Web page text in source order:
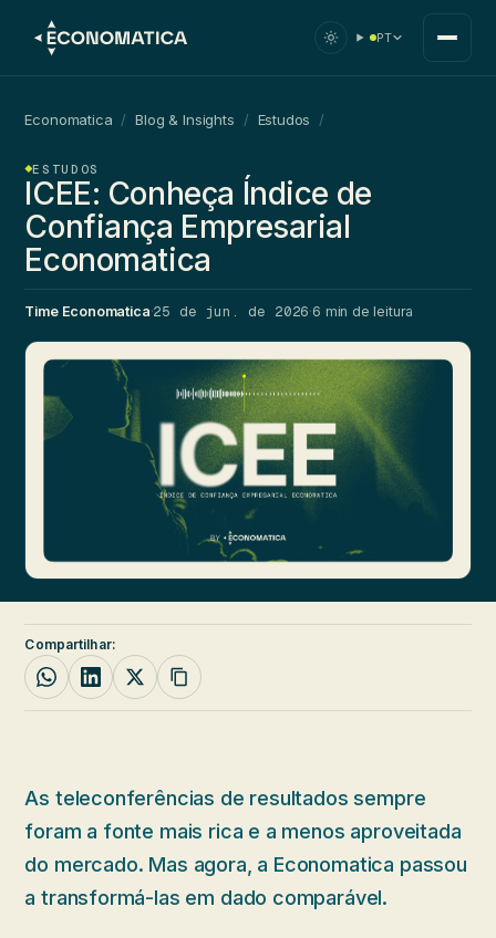
PT
Economatica / Blog & Insights / Estudos /
ESTUDOS
ICEE: Conheça Índice de
Confiança Empresarial
Economatica
Time Economatica·25 de jun. de 2026·6 min de leitura
Compartilhar:
As teleconferências de resultados sempre
foram a fonte mais rica e a menos aproveitada
do mercado. Mas agora, a Economatica passou
a transformá-las em dado comparável.